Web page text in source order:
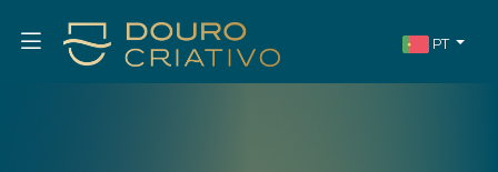
PT